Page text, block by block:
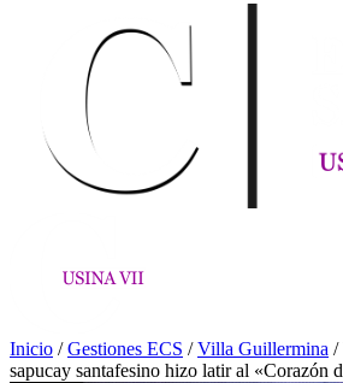
Inicio /Gestiones ECS /Villa Guillermina /
sapucay santafesino hizo latir al «Corazón